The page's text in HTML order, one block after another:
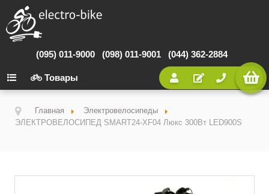
(095) 011-9000 (098) 011-9001 (044) 362-2884
Товары
Главная
Электровелосипеды
ЭЛЕКТРОВЕЛОСИПЕД SMART24-XF04 Люкс 300Вт LED900S